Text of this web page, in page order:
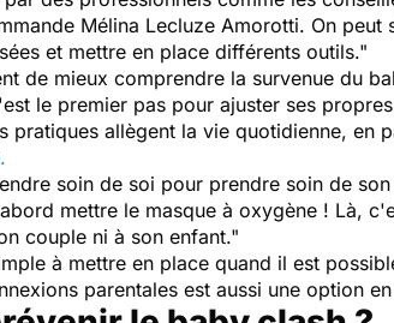
Mélina Lecluze Amorotti. On peut
et mettre en place différents outils."
de mieux comprendre la survenue du
le premier pas pour ajuster ses
pratiques allègent la vie quotidienne, en
soin de soi pour prendre soin de
mettre le masque à oxygène ! Là,
couple ni à son enfant."
à mettre en place quand il est
parentales est aussi une option